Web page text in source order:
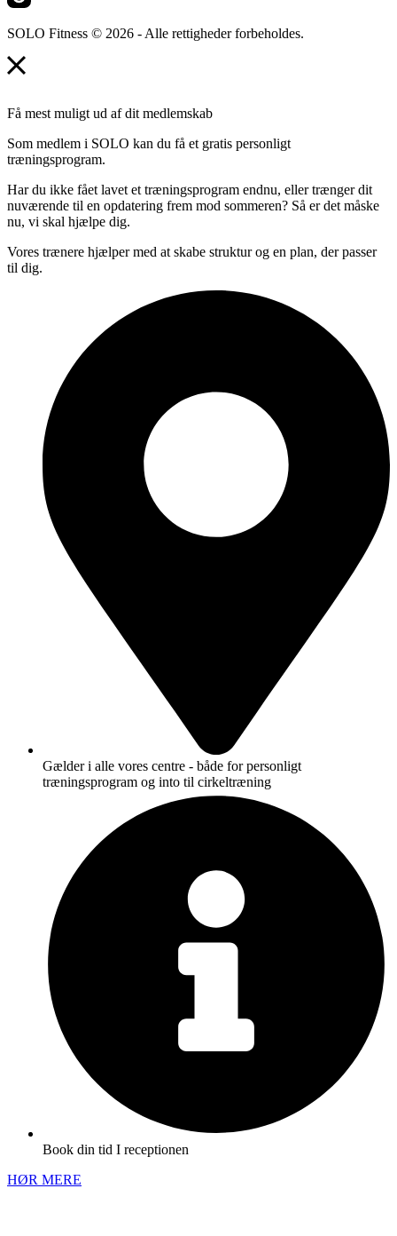
SOLO Fitness © 2026 - Alle rettigheder forbeholdes.
Få mest muligt ud af dit medlemskab
Som medlem i SOLO kan du få et gratis personligt
træningsprogram.
Har du ikke fået lavet et træningsprogram endnu, eller trænger dit
nuværende til en opdatering frem mod sommeren? Så er det måske
nu, vi skal hjælpe dig.
Vores trænere hjælper med at skabe struktur og en plan, der passer
til dig.
Gælder i alle vores centre - både for personligt
træningsprogram og into til cirkeltræning
Book din tid I receptionen
HØR MERE